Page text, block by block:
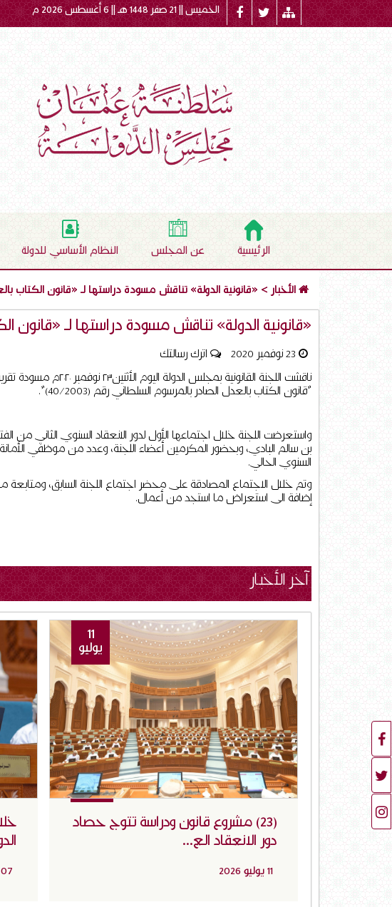
الخميس || 21 صفر 1448 هـ || 6 أغسطس 2026 م
الرئيسية عن المجلس النظام الأساسي للدولة
الأخبار> «قانونية الدولة» تناقش مسودة دراستها لـ «قانون الكتاب
«قانونية الدولة» تناقش مسودة دراستها لـ «قانون
23 نوفمبر 2020
اترك رسالتك
ناقشت اللجنة القانونية
"قانون الكتاب بالعدل الصادر بالمرسوم السلطاني رقم (40/2003)".
واستعرضت اللجنة خلال اجتماعها الأول لدور الانعقاد السنوي الثاني من
بن سالم البادي، وبحضور المكرمين أعضاء اللجنة، وعدد من موظفي
السنوي الحالي.
وتم خلال الاجتماع المصادقة على محضر اجتماع اللجنة السابق، ومتابعة
إضافة الى استعراض ما استجد من أعمال.
آخر الأخبار
11
يوليو
(23) مشروع قانون ودراسة تتوج حصاد
دور الانعقاد الع...
11 يوليو 2026 07 يوليو 2026